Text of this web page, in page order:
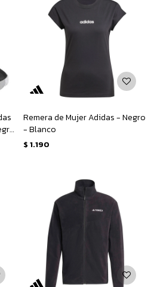
Remera de Mujer Adidas - Negro
- Blanco
$ 1.190